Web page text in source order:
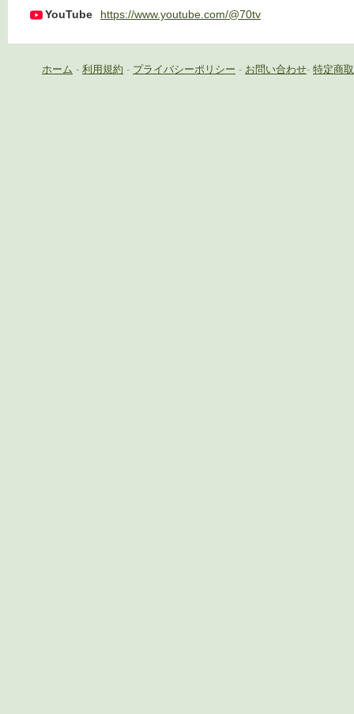
YouTube
https://www.youtube.com/@70tv
ホーム - 利用規約 - プライバシーポリシー - お問い合わせ- 特定商